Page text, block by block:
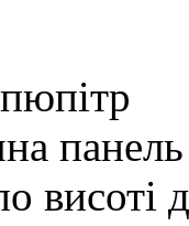
висоті